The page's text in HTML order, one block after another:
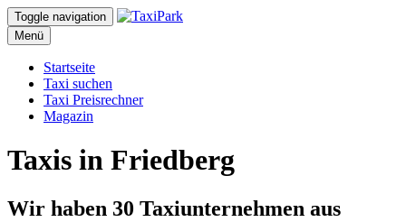
Toggle navigation
Menü
Startseite
Taxi suchen
Taxi Preisrechner
Magazin
Taxis in Friedberg
Wir haben 30 Taxiunternehmen aus